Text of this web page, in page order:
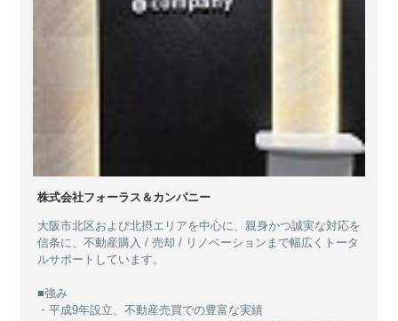
株式会社フォーラス＆カンパニー
大阪市北区および北摂エリアを中心に、親身かつ誠実な対応を
信条に、不動産購入 / 売却 / リノベーションまで幅広くトータ
ルサポートしています。
■強み
・平成9年設立、不動産売買での豊富な実績